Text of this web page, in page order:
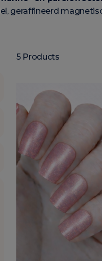
geraffineerd
5 Products